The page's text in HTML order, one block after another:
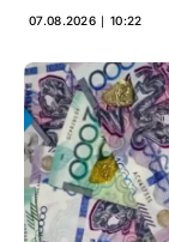
07.08.2026 ∣ 10:22